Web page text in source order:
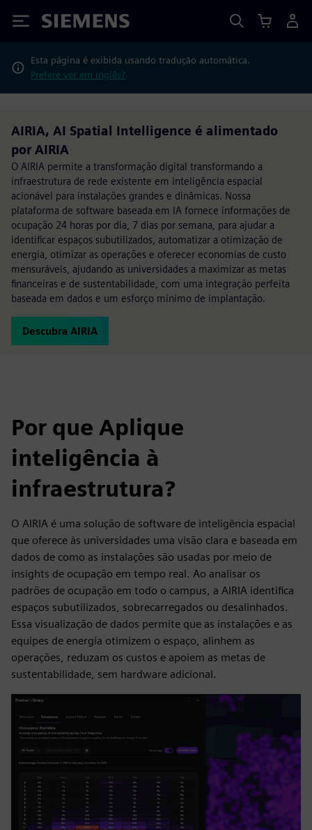
Siemens
Esta página é exibida usando tradução automática.
Prefere ver em inglês?
AIRIA, AI Spatial Intelligence é alimentado
por AIRIA
O AIRIA permite a transformação digital transformando a
infraestrutura de rede existente em inteligência espacial
acionável para instalações grandes e dinâmicas. Nossa
plataforma de software baseada em IA fornece informações de
ocupação 24 horas por dia, 7 dias por semana, para ajudar a
identificar espaços subutilizados, automatizar a otimização de
energia, otimizar as operações e oferecer economias de custo
mensuráveis, ajudando as universidades a maximizar as metas
financeiras e de sustentabilidade, com uma integração perfeita
baseada em dados e um esforço mínimo de implantação.
Descubra AIRIA
Por que Aplique
inteligência à
infraestrutura?
O AIRIA é uma solução de software de inteligência espacial
que oferece às universidades uma visão clara e baseada em
dados de como as instalações são usadas por meio de
insights de ocupação em tempo real. Ao analisar os
padrões de ocupação em todo o campus, a AIRIA identifica
espaços subutilizados, sobrecarregados ou desalinhados.
Essa visualização de dados permite que as instalações e as
equipes de energia otimizem o espaço, alinhem as
operações, reduzam os custos e apoiem as metas de
sustentabilidade, sem hardware adicional.